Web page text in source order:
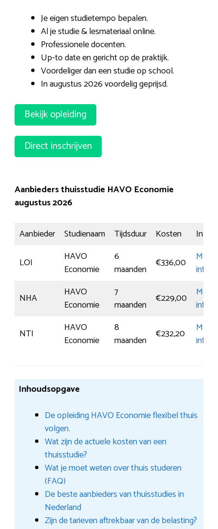
Je eigen studietempo bepalen.
Al je studie & lesmateriaal online.
Professionele docenten.
Up-to date en gericht op de praktijk.
Voordeliger dan een studie op school.
In augustus 2026 voordelig geprijsd.
Bekijk opleiding
Direct inschrijven
Aanbieders thuisstudie HAVO Economie
augustus 2026
Aanbieder Studienaam Tijdsduur Kosten
LOI
HAVO
Economie
6
maanden
€336,00
Meer
NHA
HAVO
Economie
7
maanden
€229,00
Meer
NTI
HAVO
Economie
8
maanden
€232,20
Meer
Inhoudsopgave
De opleiding HAVO Economie flexibel thuis
volgen.
Wat zijn de actuele kosten van een
thuisstudie?
Wat je moet weten over thuis studeren
(FAQ)
De beste aanbieders van thuisstudies in
Nederland
Zijn de tarieven aftrekbaar van de belasting?